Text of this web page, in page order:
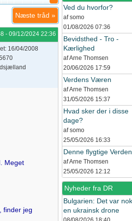
Næste tråd »
- 09/12/2024 22:36
16/04/2008
Meget
finder jeg
Ved du hvorfor?
af somo
01/08/2026 07:36
Bevidsthed - Tro -
Kærlighed
af Arne Thomsen
20/06/2026 17:59
Verdens Væren
af Arne Thomsen
31/05/2026 15:37
Hvad sker der i disse
dage?
af somo
25/05/2026 16:33
Denne flygtige Verden
af Arne Thomsen
25/05/2026 12:12
Nyheder fra DR
Bulgarien: Det var nok
en ukrainsk drone